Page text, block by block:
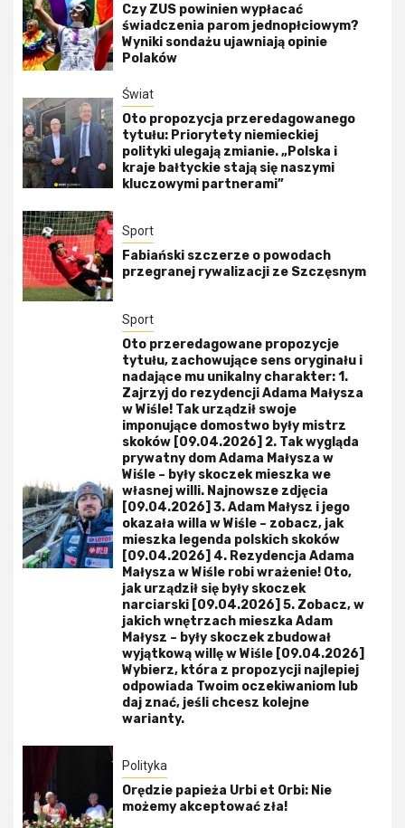
Czy ZUS powinien wypłacać
świadczenia parom jednopłciowym?
Wyniki sondażu ujawniają opinie
Polaków
Świat
Oto propozycja przeredagowanego
tytułu: Priorytety niemieckiej
polityki ulegają zmianie. „Polska i
kraje bałtyckie stają się naszymi
kluczowymi partnerami”
Sport
Fabiański szczerze o powodach
przegranej rywalizacji ze Szczęsnym
Sport
Oto przeredagowane propozycje
tytułu, zachowujące sens oryginału i
nadające mu unikalny charakter: 1.
Zajrzyj do rezydencji Adama Małysza
w Wiśle! Tak urządził swoje
imponujące domostwo były mistrz
skoków [09.04.2026] 2. Tak wygląda
prywatny dom Adama Małysza w
Wiśle – były skoczek mieszka we
własnej willi. Najnowsze zdjęcia
[09.04.2026] 3. Adam Małysz i jego
okazała willa w Wiśle – zobacz, jak
mieszka legenda polskich skoków
[09.04.2026] 4. Rezydencja Adama
Małysza w Wiśle robi wrażenie! Oto,
jak urządził się były skoczek
narciarski [09.04.2026] 5. Zobacz, w
jakich wnętrzach mieszka Adam
Małysz – były skoczek zbudował
wyjątkową willę w Wiśle [09.04.2026]
Wybierz, która z propozycji najlepiej
odpowiada Twoim oczekiwaniom lub
daj znać, jeśli chcesz kolejne
warianty.
Polityka
Orędzie papieża Urbi et Orbi: Nie
możemy akceptować zła!